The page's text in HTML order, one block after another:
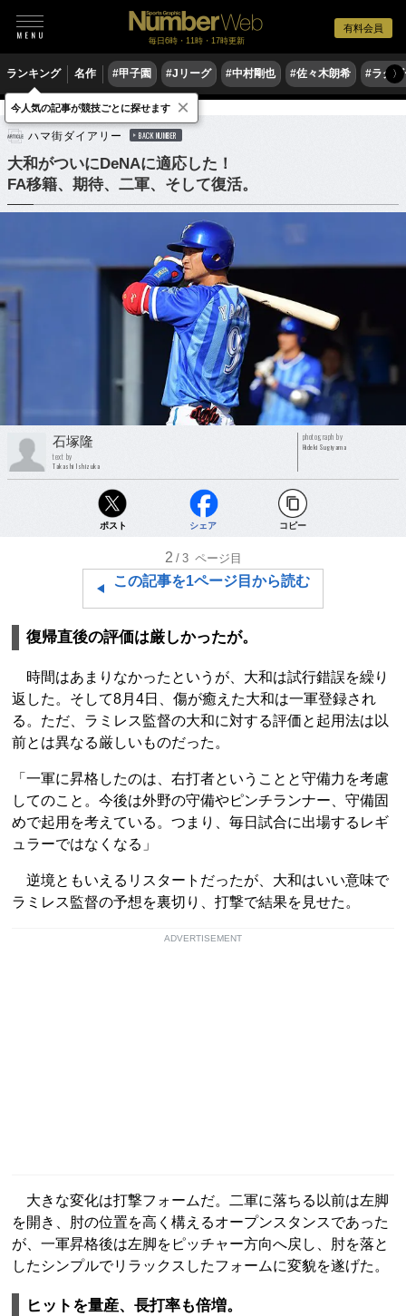
有料会員
毎日6時・11時・17時更新
ランキング 名作 #甲子園 #Jリーグ #中村剛也 #佐々木朗希 #ラグ〉
野球 プロ野球
ハマ街ダイアリー BACK NUMBER
大和がついにDeNAに適応した！
FA移籍、期待、二軍、そして復活。
石塚隆
text by
Takashi Ishizuka
photograph by
Hideki Sugiyama
ポスト シェア コピー
2 /3 ページ目
この記事を1ページ目から読む
復帰直後の評価は厳しかったが。
時間はあまりなかったというが、大和は試行錯誤を繰り
返した。そして8月4日、傷が癒えた大和は一軍登録され
る。ただ、ラミレス監督の大和に対する評価と起用法は以
前とは異なる厳しいものだった。
「一軍に昇格したのは、右打者ということと守備力を考慮
してのこと。今後は外野の守備やピンチランナー、守備固
めで起用を考えている。つまり、毎日試合に出場するレギ
ュラーではなくなる」
逆境ともいえるリスタートだったが、大和はいい意味で
ラミレス監督の予想を裏切り、打撃で結果を見せた。
ADVERTISEMENT
大きな変化は打撃フォームだ。二軍に落ちる以前は左脚
を開き、肘の位置を高く構えるオープンスタンスであった
が、一軍昇格後は左脚をピッチャー方向へ戻し、肘を落と
したシンプルでリラックスしたフォームに変貌を遂げた。
ヒットを量産、長打率も倍増。
今人気の記事が競技ごとに探せます ×